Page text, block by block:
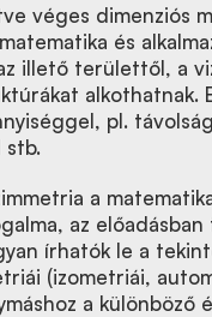
véges dimenziós
és
illető területtől, a
alkothatnak.
pl.
stb.
a
az
írhatók le a
(izometriái,
a különböző